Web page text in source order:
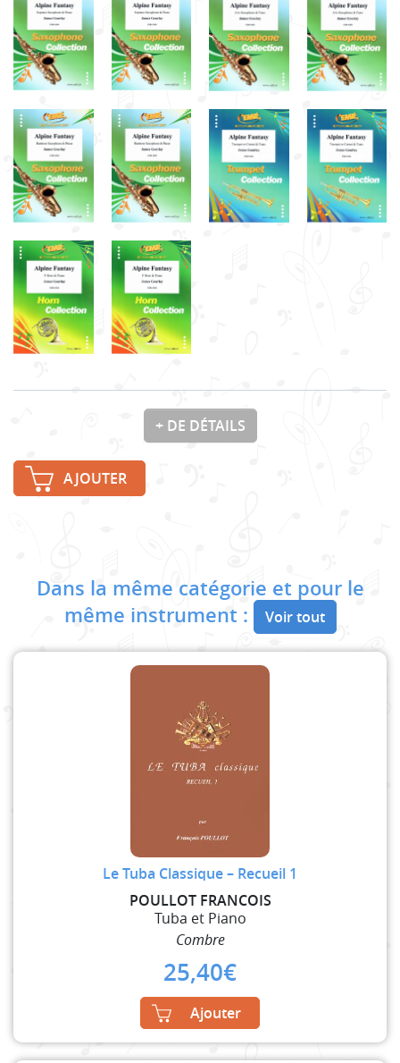
+ DE DÉTAILS
AJOUTER
Dans la même catégorie et pour le
même instrument :
Voir tout
Le Tuba Classique – Recueil 1
POULLOT FRANCOIS
Tuba et Piano
Combre
25,40€
Ajouter